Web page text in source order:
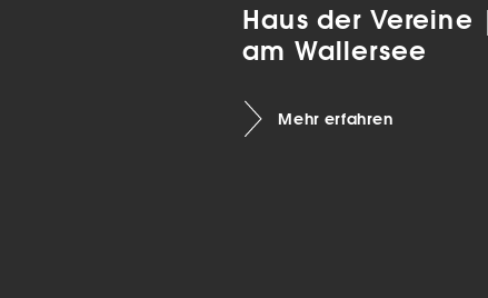
Haus der
am Wallersee
Mehr erfahren